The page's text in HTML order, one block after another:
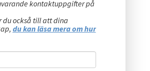
kontaktuppgifter på
du också till att dina
du kan läsa mera om hur